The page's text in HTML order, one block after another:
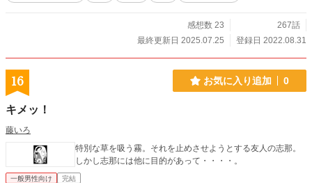
感想数 23
267話
最終更新日 2025.07.25
登録日 2022.08.31
16 お気に入り追加 0
キメッ！
藤いろ
特別な草を吸う霧。それを止めさせようとする友人の志那。
しかし志那には他に目的があって・・・・。
一般男性向け 完結